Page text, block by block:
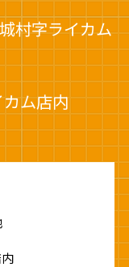
村字ライカム
ム店内